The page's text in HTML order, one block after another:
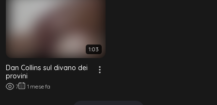
1:03
Dan Collins sul divano dei
provini
7 1 mese fa